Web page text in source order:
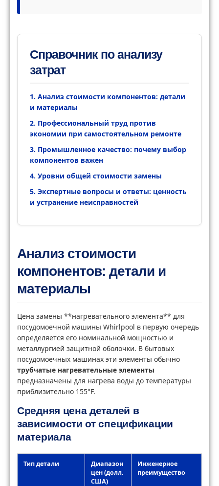
Справочник по анализу
затрат
1. Анализ стоимости компонентов: детали
и материалы
2. Профессиональный труд против
экономии при самостоятельном ремонте
3. Промышленное качество: почему выбор
компонентов важен
4. Уровни общей стоимости замены
5. Экспертные вопросы и ответы: ценность
и устранение неисправностей
Анализ стоимости
компонентов: детали и
материалы
Цена замены **нагревательного элемента** для
посудомоечной машины Whirlpool в первую очередь
определяется его номинальной мощностью и
металлургией защитной оболочки. В бытовых
посудомоечных машинах эти элементы обычно
трубчатые нагревательные элементы
предназначены для нагрева воды до температуры
приблизительно 155°F.
Средняя цена деталей в
зависимости от спецификации
материала
Тип детали
Диапазон
цен (долл.
США)
Инженерное
преимущество